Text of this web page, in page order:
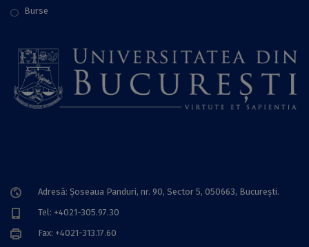
Burse
Adresă: Șoseaua Panduri, nr. 90, Sector 5, 050663, Bucureşti.
Tel: +4021-305.97.30
Fax: +4021-313.17.60